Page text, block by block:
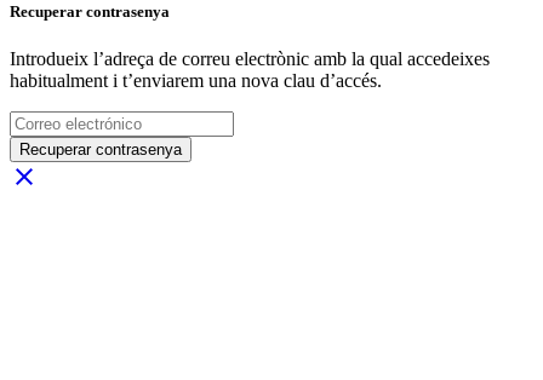
Recuperar contrasenya
Introdueix l’adreça de correu electrònic amb la qual accedeixes
habitualment i t’enviarem una nova clau d’accés.
Recuperar contrasenya
close